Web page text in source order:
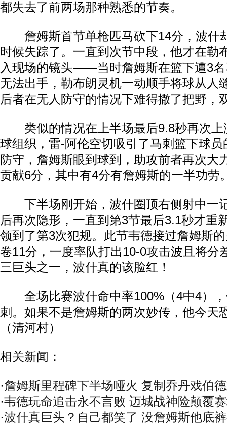
都失去了前两场那种熟悉的节奏。
詹姆斯首节单枪匹马砍下14分，波什
时候失踪了。一直到次节中段，他才在勒
入现场的镜头——当时詹姆斯在篮下遭3
无法出手，勒布朗灵机一动顺手将球从人
后者在无人防守的情况下难得撒了把野，
类似的情况在上半场最后9.8秒再次上
球组织，雷-阿伦空切吸引了马刺篮下球
防守，詹姆斯眼到球到，助攻前者再次大
贡献6分，其中有4分有詹姆斯的一半功劳
下半场刚开始，波什圈顶右侧射中一
后再次隐形，一直到第3节最后3.1秒才
领到了第3次犯规。此节韦德接过詹姆斯
卷11分，一度率队打出10-0攻击波且将分
三巨头之一，波什真的该脸红！
全场比赛波什命中率100%（4中4），
刺。如果不是詹姆斯的两次妙传，他今天
（清河村）
相关新闻：
·詹姆斯里程碑下半场哑火 复制乔丹戏伯
·韦德玩命追击永不言败 迈城战神险颠覆
·波什真巨头？自己都笑了 没詹姆斯他底